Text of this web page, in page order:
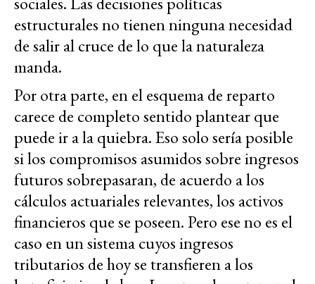
estructurales no tienen ninguna necesidad
de salir al cruce de lo que la naturaleza
manda.
Por otra parte, en el esquema de reparto
carece de completo sentido plantear que
puede ir a la quiebra. Eso solo sería posible
si los compromisos asumidos sobre ingresos
futuros sobrepasaran, de acuerdo a los
cálculos actuariales relevantes, los activos
financieros que se poseen. Pero ese no es el
caso en un sistema cuyos ingresos
tributarios de hoy se transfieren a los